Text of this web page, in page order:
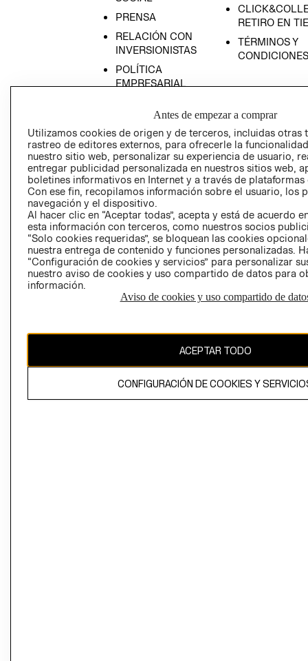
PRENSA
RELACIÓN CON
INVERSIONISTAS
POLÍTICA
EMPRESARIAL
RETIRO EN
TÉRMINOS Y
CONDICIONES
AVISO DE
PRIVACIDAD
GIFT CARD
El contenido de esta página web está protegido por copyright y es
Antes de empezar a comprar
Utilizamos cookies de origen y de terceros, incluidas otras
rastreo de editores externos, para ofrecerle la
nuestro sitio web, personalizar su experiencia de usuario,
entregar publicidad personalizada en nuestros sitios web,
boletines informativos en Internet y a través de plataformas
Con ese fin, recopilamos información sobre el usuario, los
navegación y el dispositivo.
Al hacer clic en “Aceptar todas”, acepta y está de acuerdo
esta información con terceros, como nuestros socios
“Solo cookies requeridas”, se bloquean las cookies
nuestra entrega de contenido y funciones personalizadas.
“Configuración de cookies y servicios” para personalizar
nuestro aviso de cookies y uso compartido de datos para
información.
Aviso de cookies y uso compartido de
ACEPTAR TODO
CONFIGURACIÓN DE COOKIES Y